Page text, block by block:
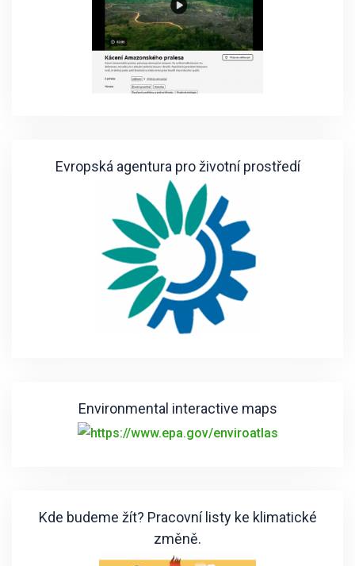
Evropská agentura pro životní prostředí
Environmental interactive maps
Kde budeme žít? Pracovní listy ke klimatické
změně.